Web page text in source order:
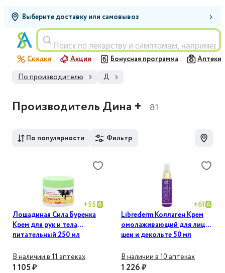
Выберите доставку или самовывоз
Поиск по лекарству и симптомам, например,
Скидки Акции Бонусная программа Аптеки
По производителю Д
Производитель Дина + 81
По популярности Фильтр
+55
Лошадиная Сила Буренка
Крем для рук и тела
питательный 250 мл
В наличии в 11 аптеках
1 105 ₽
+61
Librederm Коллаген Крем
омолаживающий для лица
шеи и декольте 50 мл
В наличии в 10 аптеках
1 226 ₽